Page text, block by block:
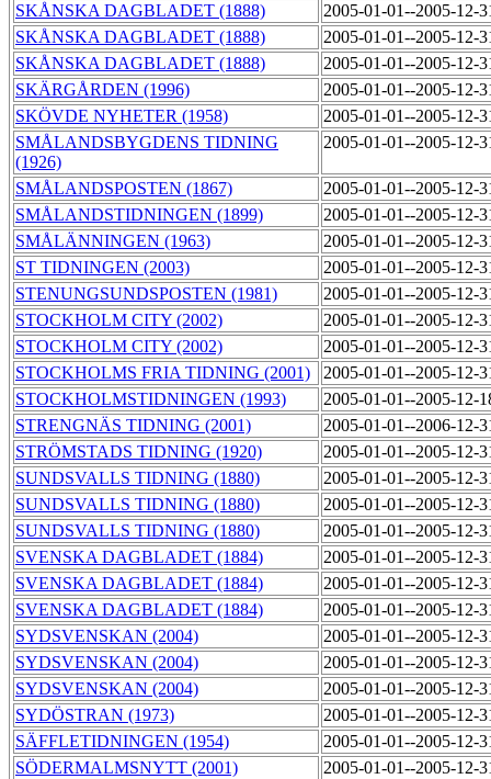
SKÅNSKA DAGBLADET (1888)
2005-01-01--2005-12-
SKÅNSKA DAGBLADET (1888)
2005-01-01--2005-12-
SKÅNSKA DAGBLADET (1888)
2005-01-01--2005-12-
SKÄRGÅRDEN (1996)
2005-01-01--2005-12-
SKÖVDE NYHETER (1958)
2005-01-01--2005-12-
SMÅLANDSBYGDENS TIDNING
(1926)
2005-01-01--2005-12-
SMÅLANDSPOSTEN (1867)
2005-01-01--2005-12-
SMÅLANDSTIDNINGEN (1899)
2005-01-01--2005-12-
SMÅLÄNNINGEN (1963)
2005-01-01--2005-12-
ST TIDNINGEN (2003)
2005-01-01--2005-12-
STENUNGSUNDSPOSTEN (1981)
2005-01-01--2005-12-
STOCKHOLM CITY (2002)
2005-01-01--2005-12-
STOCKHOLM CITY (2002)
2005-01-01--2005-12-
STOCKHOLMS FRIA TIDNING (2001)
2005-01-01--2005-12-
STOCKHOLMSTIDNINGEN (1993)
2005-01-01--2005-12-
STRENGNÄS TIDNING (2001)
2005-01-01--2006-12-
STRÖMSTADS TIDNING (1920)
2005-01-01--2005-12-
SUNDSVALLS TIDNING (1880)
2005-01-01--2005-12-
SUNDSVALLS TIDNING (1880)
2005-01-01--2005-12-
SUNDSVALLS TIDNING (1880)
2005-01-01--2005-12-
SVENSKA DAGBLADET (1884)
2005-01-01--2005-12-
SVENSKA DAGBLADET (1884)
2005-01-01--2005-12-
SVENSKA DAGBLADET (1884)
2005-01-01--2005-12-
SYDSVENSKAN (2004)
2005-01-01--2005-12-
SYDSVENSKAN (2004)
2005-01-01--2005-12-
SYDSVENSKAN (2004)
2005-01-01--2005-12-
SYDÖSTRAN (1973)
2005-01-01--2005-12-
SÄFFLETIDNINGEN (1954)
2005-01-01--2005-12-
SÖDERMALMSNYTT (2001)
2005-01-01--2005-12-